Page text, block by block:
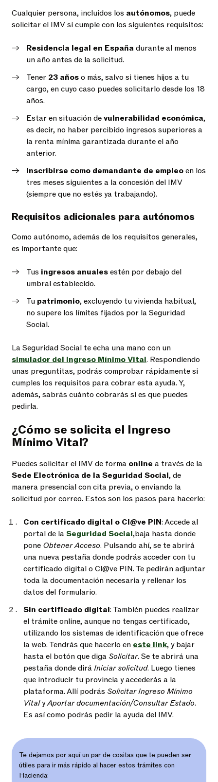
Cualquier persona, incluidos los autónomos, puede
solicitar el IMV si cumple con los siguientes requisitos:
Residencia legal en España durante al menos
un año antes de la solicitud.
Tener 23 añoso más, salvo si tienes hijos a tu
cargo, en cuyo caso puedes solicitarlo desde los 18
años.
Estar en situación devulnerabilidad económica,
es decir, no haber percibido ingresos superiores a
la renta mínima garantizada durante el año
anterior.
Inscribirse como demandante de empleoen los
tres meses siguientes a la concesión del IMV
(siempre que no estés ya trabajando).
Requisitos adicionales para autónomos
Como autónomo, además de los requisitos generales,
es importante que:
Tus ingresos anualesestén por debajo del
umbral establecido.
Tu patrimonio, excluyendo tu vivienda habitual,
no supere los límites fijados por la Seguridad
Social.
La Seguridad Social te echa una mano con un
simulador del Ingreso Mínimo Vital. Respondiendo
unas preguntitas, podrás comprobar rápidamente si
cumples los requisitos para cobrar esta ayuda. Y,
además, sabrás cuánto cobrarás si es que puedes
pedirla.
¿Cómo se solicita el Ingreso
Mínimo Vital?
Puedes solicitar el IMV de forma online a través de la
Sede Electrónica de la Seguridad Social, de
manera presencial con cita previa, o enviando la
solicitud por correo. Estos son los pasos para hacerlo:
Con certificado digital o Cl@ve PIN: Accede al
portal de laSeguridad Social,baja hasta donde
pone Obtener Acceso. Pulsando ahí, se te abrirá
una nueva pestaña donde podrás acceder con tu
certificado digital o Cl@ve PIN. Te pedirán adjuntar
toda la documentación necesaria y rellenar los
datos del formulario.
Sin certificado digital: También puedes realizar
el trámite online, aunque no tengas certificado,
utilizando los sistemas de identificación que ofrece
la web. Tendrás que hacerlo en este link, y bajar
hasta el botón que diga Solicitar. Se te abrirá una
pestaña donde diráIniciar solicitud. Luego tienes
que introducir tu provincia y accederás a la
plataforma. Allí podrás Solicitar Ingreso Mínimo
VitalyAportar documentación/Consultar Estado.
Es así como podrás pedir la ayuda del IMV.
Te dejamos por aquí un par de cositas que te pueden ser
útiles para ir más rápido al hacer estos trámites con
Hacienda: